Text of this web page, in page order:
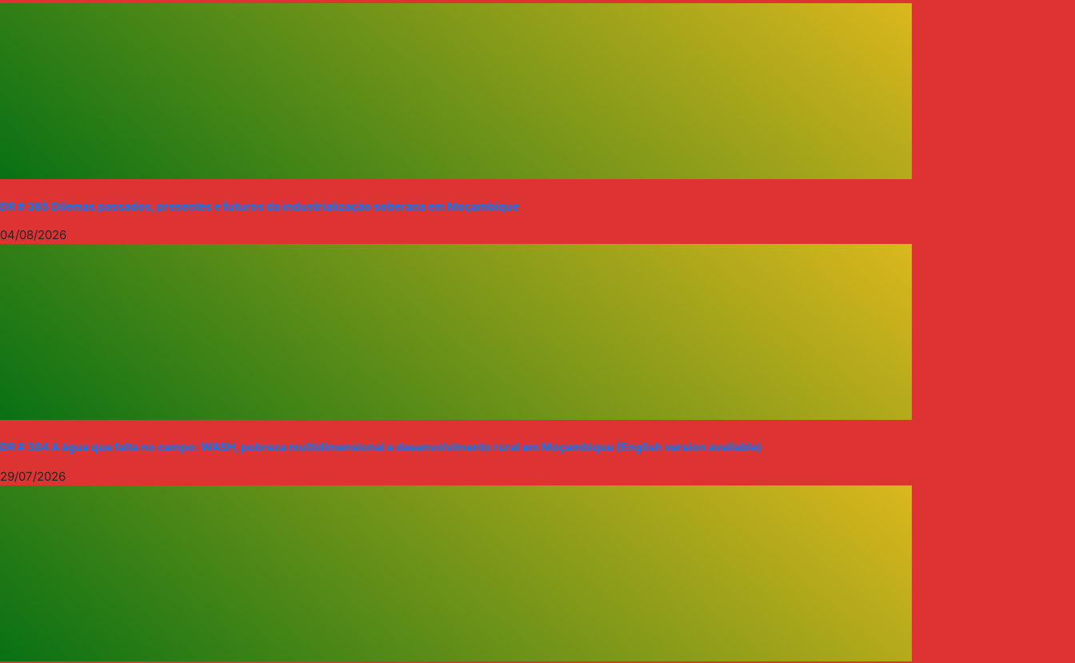
DR # 385 Dilemas passados, presentes e futuros da industrialização soberana em Moçambique
04/08/2026
DR # 384 A água que falta no campo: WASH, pobreza multidimensional e desenvolvimento rural em Moçambique (English version available)
29/07/2026